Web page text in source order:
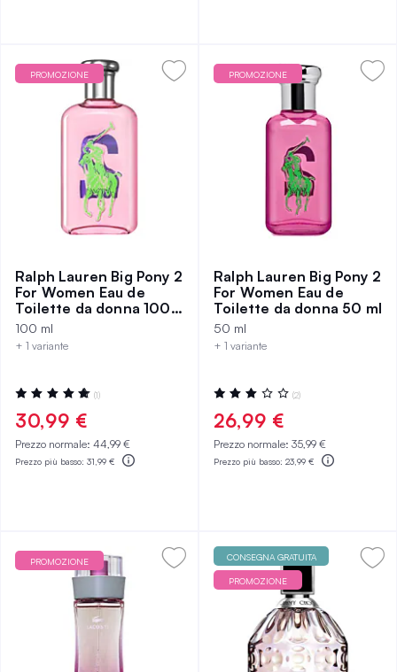
PROMOZIONE
Ralph Lauren Big Pony 2
For Women Eau de
Toilette da donna 100
ml
100 ml
+ 1 variante
Valutazione:
100%
(1)
30,99 €
Prezzo normale: 44,99 €
Prezzo più basso: 31,99 €
PROMOZIONE
Ralph Lauren Big Pony 2
For Women Eau de
Toilette da donna 50 ml
50 ml
+ 1 variante
Valutazione:
60%
(2)
26,99 €
Prezzo normale: 35,99 €
Prezzo più basso: 23,99 €
PROMOZIONE CONSEGNA GRATUITA
PROMOZIONE